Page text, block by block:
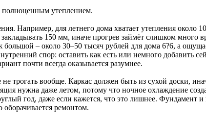
полноценным утеплением.
Например, для летнего дома хватает утепления около
150 мм, иначе прогрев займёт слишком много
большой – около 30–50 тысяч рублей для дома 6?6, а
спор: оставить как есть или немного добавить
почти всегда оказывается разумнее.
трогать вообще. Каркас должен быть из сухой доски,
нужна даже летом, потому что ночное охлаждение
год, даже если кажется, что это лишнее. Фундамент и
оборачивается ремонтом.